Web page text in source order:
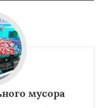
мусора